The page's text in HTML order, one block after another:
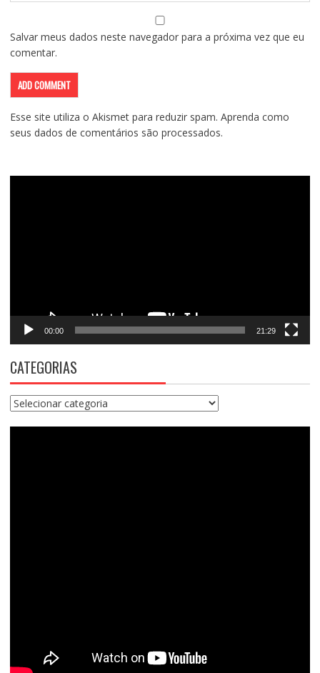
Salvar meus dados neste navegador para a próxima vez que eu
comentar.
Esse site utiliza o Akismet para reduzir spam. Aprenda como
seus dados de comentários são processados.
00:00 21:29
CATEGORIAS
Categorias